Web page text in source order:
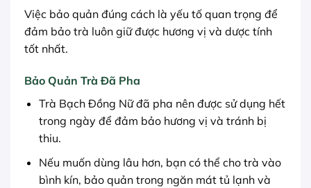
Việc bảo quản đúng cách là yếu tố quan trọng để
đảm bảo trà luôn giữ được hương vị và dược tính
tốt nhất.
Bảo Quản Trà Đã Pha
Trà Bạch Đồng Nữ đã pha nên được sử dụng hết
trong ngày để đảm bảo hương vị và tránh bị
thiu.
Nếu muốn dùng lâu hơn, bạn có thể cho trà vào
bình kín, bảo quản trong ngăn mát tủ lạnh và